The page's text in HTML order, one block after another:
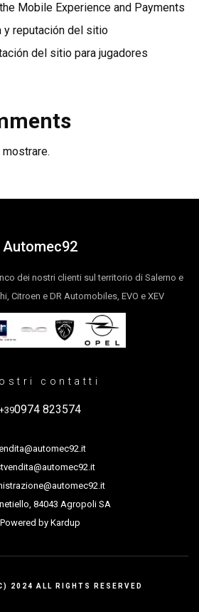
Mobile Experience and Payments
y reputación del sitio
del sitio para jugadores
Automec92
dei nostri clienti sul territorio di Salerno e
Citroen e DR Automobiles, EVO e XEV
contatti
+390974 823574
84043 Agropoli SA
Powered by Kardup
2024 ALL RIGHTS RESERVED